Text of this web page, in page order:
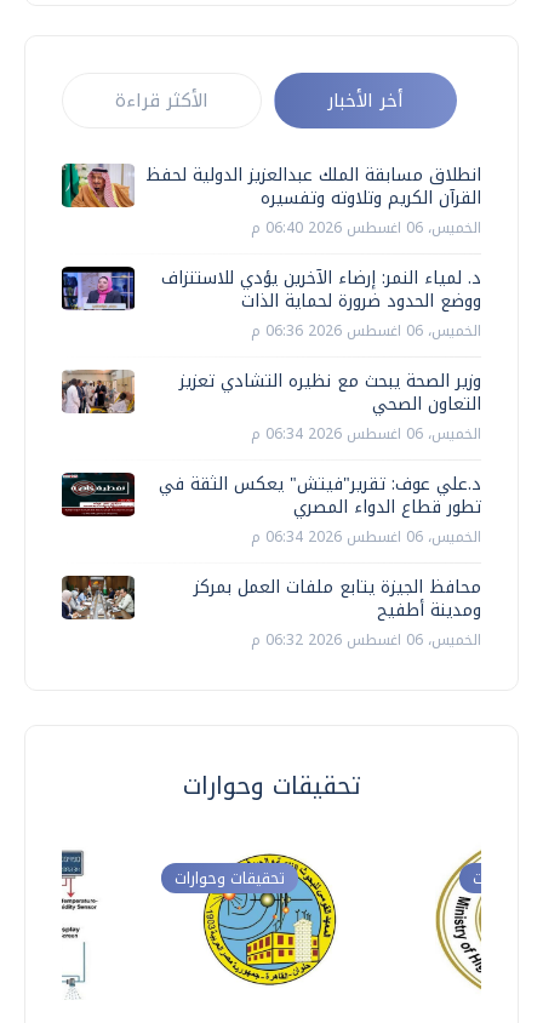
أخر الأخبار الأكثر قراءة
انطلاق مسابقة الملك عبدالعزيز الدولية لحفظ
القرآن الكريم وتلاوته وتفسيره
الخميس، 06 اغسطس 2026 06:40 م
د. لمياء النمر: إرضاء الآخرين يؤدي للاستنزاف
ووضع الحدود ضرورة لحماية الذات
الخميس، 06 اغسطس 2026 06:36 م
وزير الصحة يبحث مع نظيره التشادي تعزيز
التعاون الصحي
الخميس، 06 اغسطس 2026 06:34 م
د.علي عوف: تقرير"فيتش" يعكس الثقة في
تطور قطاع الدواء المصري
الخميس، 06 اغسطس 2026 06:34 م
محافظ الجيزة يتابع ملفات العمل بمركز
ومدينة أطفيح
الخميس، 06 اغسطس 2026 06:32 م
تحقيقات وحوارات
تحقيقات وحوارات وحوارات